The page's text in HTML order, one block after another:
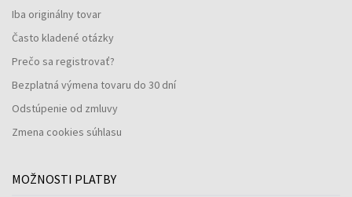
Iba originálny tovar
Často kladené otázky
Prečo sa registrovať?
Bezplatná výmena tovaru do 30 dní
Odstúpenie od zmluvy
Zmena cookies súhlasu
MOŽNOSTI PLATBY